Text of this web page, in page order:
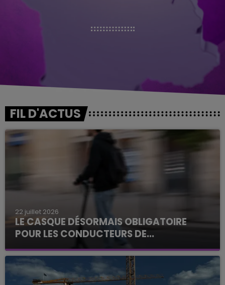
FIL D'ACTUS
22 juillet 2026
LE CASQUE DÉSORMAIS OBLIGATOIRE
POUR LES CONDUCTEURS DE...